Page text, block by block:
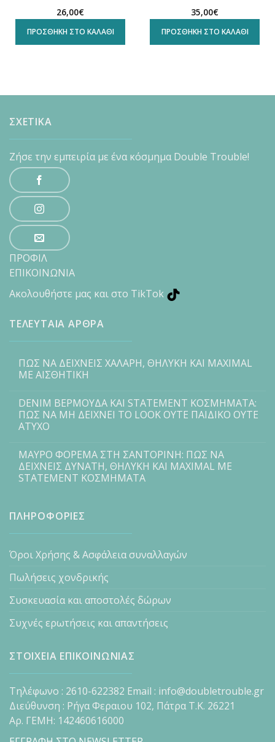
26,00€
ΠΡΟΣΘΉΚΗ ΣΤΟ ΚΑΛΆΘΙ
35,00€
ΠΡΟΣΘΉΚΗ ΣΤΟ ΚΑΛΆΘΙ
ΣΧΕΤΙΚΑ
Ζήσε την εμπειρία με ένα κόσμημα Double Trouble!
ΠΡΟΦΙΛ
ΕΠΙΚΟΙΝΩΝΙΑ
Ακολουθήστε μας και στο TikTok
ΤΕΛΕΥΤΑΙΑ ΑΡΘΡΑ
ΠΩΣ ΝΑ ΔΕΙΧΝΕΙΣ ΧΑΛΑΡΗ, ΘΗΛΥΚΗ ΚΑΙ MAXIMAL
ΜΕ ΑΙΣΘΗΤΙΚΗ
DENIM ΒΕΡΜΟΥΔΑ ΚΑΙ STATEMENT ΚΟΣΜΗΜΑΤΑ:
ΠΩΣ ΝΑ ΜΗ ΔΕΙΧΝΕΙ ΤΟ LOOK ΟΥΤΕ ΠΑΙΔΙΚΟ ΟΥΤΕ
ΑΤΥΧΟ
ΜΑΥΡΟ ΦΟΡΕΜΑ ΣΤΗ ΣΑΝΤΟΡΙΝΗ: ΠΩΣ ΝΑ
ΔΕΙΧΝΕΙΣ ΔΥΝΑΤΗ, ΘΗΛΥΚΗ ΚΑΙ MAXIMAL ΜΕ
STATEMENT ΚΟΣΜΗΜΑΤΑ
ΠΛΗΡΟΦΟΡΙΕΣ
Όροι Χρήσης & Ασφάλεια συναλλαγών
Πωλήσεις χονδρικής
Συσκευασία και αποστολές δώρων
Συχνές ερωτήσεις και απαντήσεις
ΣΤΟΙΧΕΙΑ ΕΠΙΚΟΙΝΩΝΙΑΣ
Τηλέφωνο : 2610-622382 Email : info@doubletrouble.gr
Διεύθυνση : Ρήγα Φεραιου 102, Πάτρα Τ.Κ. 26221
Αρ. ΓΕΜΗ: 142460616000